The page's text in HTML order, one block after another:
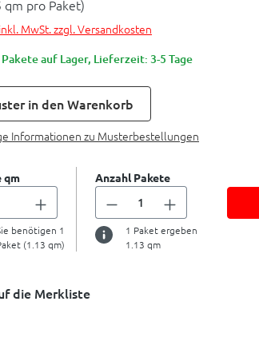
qm pro Paket)
MwSt. zzgl. Versandkosten
Pakete auf Lager, Lieferzeit: 3-5 Tage
in den Warenkorb
Informationen zu Musterbestellungen
qm
benötigen 1
(1.13 qm)
Anzahl Pakete
1 Paket ergeben
1.13 qm
die Merkliste